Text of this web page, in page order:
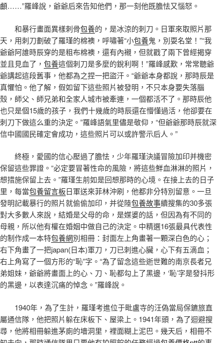
顱……”羅峰說，爺爺后來告知他們，那一刻他既膽怯又惱怒。
和暴行畫面異樣刺骨包養的，是冰涼的刺刀。日軍來取照片那
天，用刺刀劃破了羅瑾的棉襖，呼嘯著“小包養鬼，別耍名堂！”“我
爺爺阿誰時辰穿的是粗布棉襖，還有內襯，但就戳了兩下曾經揭穿
並且見血了， 包養這個刺刀是多麼的銳利啊！”羅峰感歎，常常聽爺
爺講起這段舊事，他都為之捏一把盜汗。“爺爺本身都說，那時辰是
真懼怕。他了解，假如留下這些照片被發明，不只本身要失落腦
殼，師父、師兄弟和全家人城市被牽連，一個都活不了。那時辰他
也只是個15歲的孩子，我們十幾歲的時辰還在懵懂過活，他卻要在
刺刀下做這么重的決定。”羅峰語氣里儘是敬仰，“但爺爺那時辰就深
信中國國民確定會成功，這些照片可以或許警示后人。”
終極，愛國的信心壓過了膽怯，少年羅瑾決議冒險加印并機密
保留這些罪證。“必定要冒著性命的風險，將這些鮮血淋淋的照片，
想措施保留上去。”羅瑾生前如是回想那時的心境。在接上去的日子
里，每當包養留言板日軍送來菲林沖刷，他都非分特別留意。一旦
發明記載暴行的照片就偷偷加印，并從陸包養故事續搜集的30多張
對大多數人來說，結婚是父母的命，是媒婆的話，但因為有不同的
母親，所以他有權在婚姻中做自己的決定。中精選16張最具代表性
的制作成一本特包養網別相冊：封面左上角畫著一顆深白色的心；
右下角畫了一把japan(日本)軍刀，刀已刺進心臟，心下有五滴血；
右上角寫了一個方形的“恥”字。“為了留念這些逝世難的南京長者兄
弟姐妹，爺爺將畫面上的心、刀、恥都勾上了黑邊，‘恥’字是發抖形
的黑邊，以表達沉痛的悼念。”羅峰說。
1940年，為了生計，羅瑾考進位于毗盧寺的汪偽當局保鑣旅直
屬通信隊，他把照片躲在床板下、屋梁上。1941年頭，為了迴避搜
尋，他將相冊躲進茅廁的墻洞里，裡面糊上泥巴。幾天后，相冊不